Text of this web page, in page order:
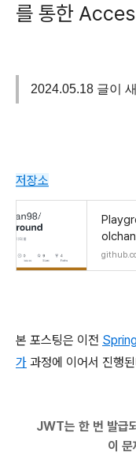
를 통한
2024.05.18 글이
저장소
본 포스팅은 이전
가 과정에 이어서 진행
JWT는 한 번 발급
이